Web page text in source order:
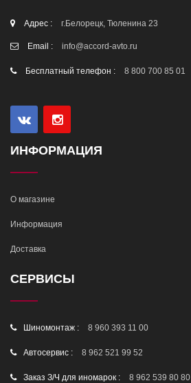
Адрес : г.Белорецк, Тюленина 23
Email : info@accord-avto.ru
Бесплатный телефон : 8 800 700 85 01
ИНФОРМАЦИЯ
О магазине
Информация
Доставка
СЕРВИСЫ
Шиномонтаж : 8 960 393 11 00
Автосервис : 8 962 521 99 52
Заказ З/Ч для иномарок : 8 962 539 80 80